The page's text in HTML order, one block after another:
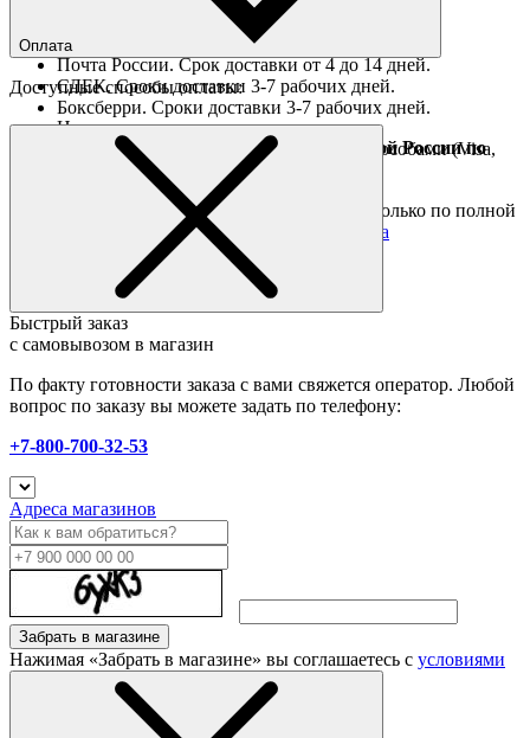
Ориентировочные сроки доставки по России
Почта России. Срок доставки от 4 до 14 дней.
СДЕК. Сроки доставки 3-7 рабочих дней.
Боксберри. Сроки доставки 3-7 рабочих дней.
Доставка за границу осуществляется Почтой России по
полной предоплате
Подробные условия
Оплата
Доступные способы оплаты:
Наличными при получении
Оплата он-лайн всеми популярными способами (Visa,
Mastercard и тд.)
Товары со скидкой отправляются по России только по полной
предоплате. Все подробности в разделе
оплата
Быстрый заказ
с самовывозом в магазин
По факту готовности заказа с вами свяжется оператор. Любой
вопрос по заказу вы можете задать по телефону:
+7-800-700-32-53
Адреса магазинов
Забрать в магазине
Нажимая «Забрать в магазине» вы соглашаетесь с условиями